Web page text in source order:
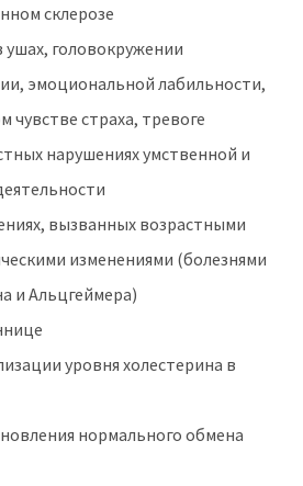
склерозе
ушах, головокружении
эмоциональной лабильности,
чувстве страха, тревоге
нарушениях умственной и
вызванных возрастными
изменениями (болезнями
и Альцгеймера)
уровня холестерина в
нормального обмена